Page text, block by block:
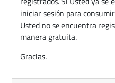
iniciar sesión para
Usted no se encuentra
manera gratuita.
Gracias.